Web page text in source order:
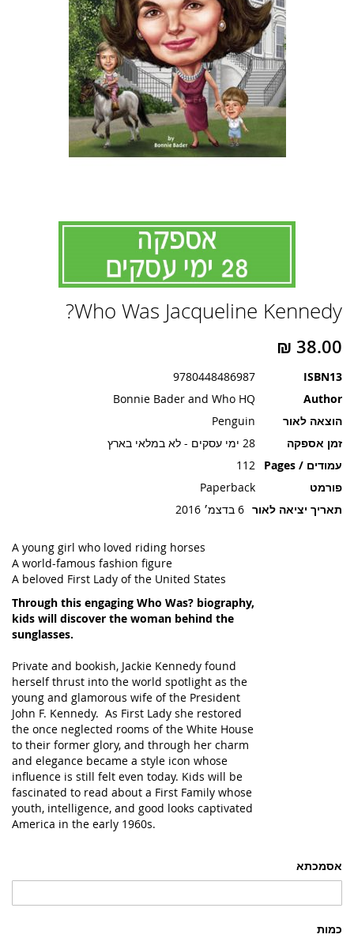
אסמכתא
כמות
Who Was Jacqueline Kennedy?
ISBN13
9780448486987
Author
Bonnie Bader and Who HQ
הוצאה לאור
Penguin
זמן אספקה
28 ימי עסקים - לא במלאי בארץ
עמודים / Pages
112
פורמט
Paperback
תאריך יציאה לאור 6 בדצמ׳ 2016
A young girl who loved riding horses
A world-famous fashion figure
A beloved First Lady of the United States
Through this engaging Who Was? biography,
kids will discover the woman behind the
sunglasses.
Private and bookish, Jackie Kennedy found
herself thrust into the world spotlight as the
young and glamorous wife of the President
John F. Kennedy. As First Lady she restored
the once neglected rooms of the White House
to their former glory, and through her charm
and elegance became a style icon whose
influence is still felt even today. Kids will be
fascinated to read about a First Family whose
youth, intelligence, and good looks captivated
America in the early 1960s.
להתחלה
של
גלריית
תמונות